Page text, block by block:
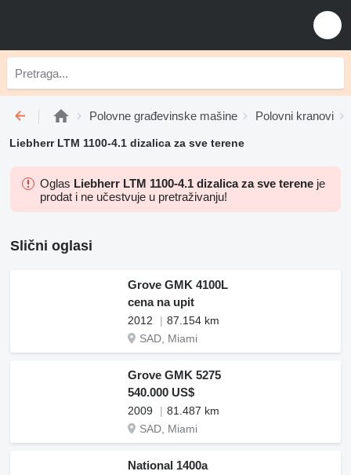
Polovne građevinske mašine Polovni kranovi
Liebherr LTM 1100-4.1 dizalica za sve terene
Oglas Liebherr LTM 1100-4.1 dizalica za sve terene je
prodat i ne učestvuje u pretraživanju!
Slični oglasi
Grove GMK 4100L
cena na upit
2012
87.154 km
SAD, Miami
Grove GMK 5275
540.000 US$
2009
81.487 km
SAD, Miami
National 1400a